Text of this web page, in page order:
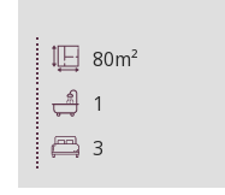
80m²
1
3